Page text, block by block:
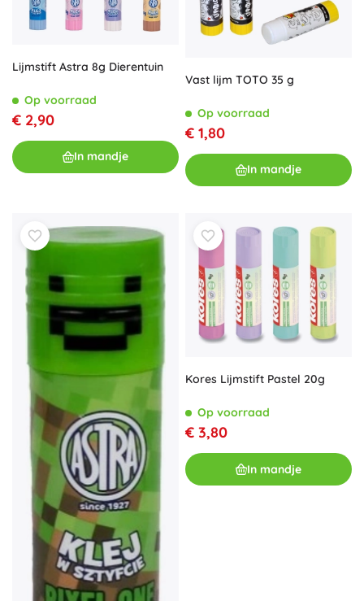
Lijmstift Astra 8g Dierentuin
Op voorraad
€ 2,90
In mandje
Vast lijm TOTO 35 g
Op voorraad
€ 1,80
In mandje
Kores Lijmstift Pastel 20g
Op voorraad
€ 3,80
In mandje